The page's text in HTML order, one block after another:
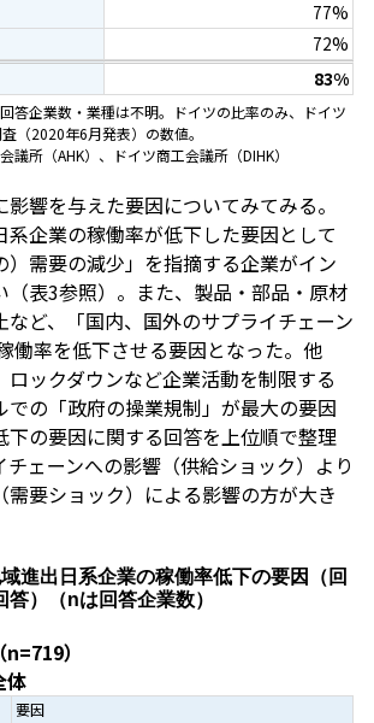
77%
72%
83%
答企業数・業種は不明。ドイツの比率のみ、ドイツ
（2020年6月発表）の数値。
議所（AHK）、ドイツ商工会議所（DIHK）
響を与えた要因についてみてみる。
系企業の稼働率が低下した要因として
）需要の減少」を指摘する企業がイン
（表3参照）。また、製品・部品・原材
など、「国内、国外のサプライチェーン
働率を低下させる要因となった。他
ロックダウンなど企業活動を制限する
での「政府の操業規制」が最大の要因
下の要因に関する回答を上位順で整理
チェーンへの影響（供給ショック）より
需要ショック）による影響の方が大き
進出日系企業の稼働率低下の要因（回
）（nは回答企業数）
）
体
要因